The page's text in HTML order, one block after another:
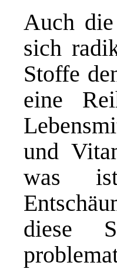
Auch die
sich
Stoffe
eine
und
was ist
diese